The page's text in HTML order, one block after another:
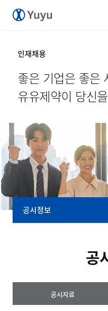
인재채용
좋은 기업은 좋은
유유제약이 당신
공시정보
전자공고
공
공시자료